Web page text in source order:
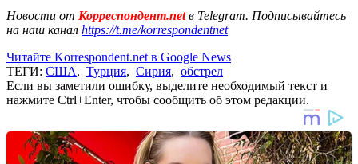
Новости от Корреспондент.netв Telegram. Подписывайтесь
на наш канал https://t.me/korrespondentnet
Читайте Korrespondent.net в Google News
ТЕГИ: США, Турция, Сирия, обстрел
Если вы заметили ошибку, выделите необходимый текст и
нажмите Ctrl+Enter, чтобы сообщить об этом редакции.